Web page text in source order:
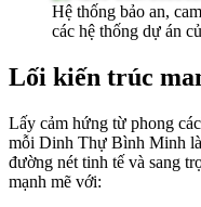
Hệ thống bảo an,
các hệ thống dự án
Lối kiến trúc
Lấy cảm hứng từ phong
mỗi Dinh Thự Bình Minh
đường nét tinh tế và sang
mạnh mẽ với: